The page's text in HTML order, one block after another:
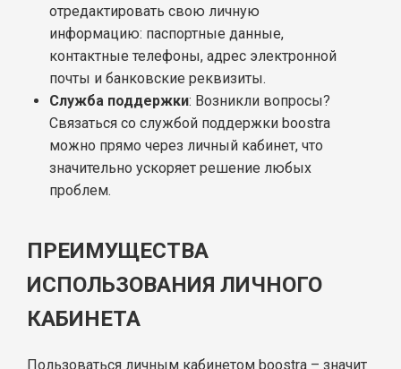
отредактировать свою личную
информацию: паспортные данные,
контактные телефоны, адрес электронной
почты и банковские реквизиты.
Служба поддержки: Возникли вопросы?
Связаться со службой поддержки boostra
можно прямо через личный кабинет, что
значительно ускоряет решение любых
проблем.
ПРЕИМУЩЕСТВА
ИСПОЛЬЗОВАНИЯ ЛИЧНОГО
КАБИНЕТА
Пользоваться личным кабинетом boostra – значит